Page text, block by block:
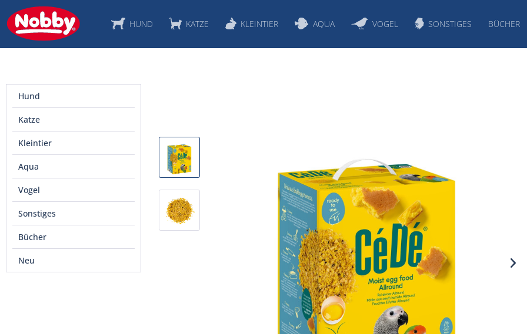
HUND KATZE KLEINTIER AQUA VOGEL SONSTIGES BÜCHER
Hund
Katze
Kleintier
Aqua
Vogel
Sonstiges
Bücher
Neu